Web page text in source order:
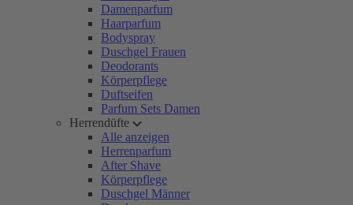
Damenparfum
Haarparfum
Bodyspray
Duschgel Frauen
Deodorants
Körperpflege
Duftseifen
Parfum Sets Damen
Herrendüfte
Alle anzeigen
Herrenparfum
After Shave
Körperpflege
Duschgel Männer